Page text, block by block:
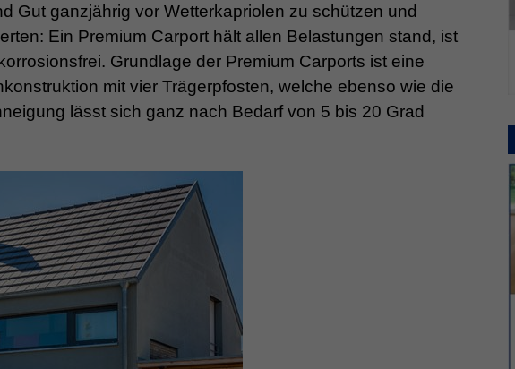
Gut ganzjährig vor Wetterkapriolen zu schützen und
Ein Premium Carport hält allen Belastungen stand, ist
Grundlage der Premium Carports ist eine
mit vier Trägerpfosten, welche ebenso wie die
lässt sich ganz nach Bedarf von 5 bis 20 Grad